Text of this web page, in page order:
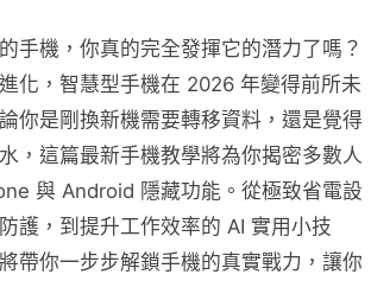
手機，你真的完全發揮它的潛力了嗎？
化，智慧型手機在 2026 年變得前所未
你是剛換新機需要轉移資料，還是覺得
，這篇最新手機教學將為你揭密多數人
與 Android 隱藏功能。從極致省電設
護，到提升工作效率的 AI 實用小技
帶你一步步解鎖手機的真實戰力，讓你